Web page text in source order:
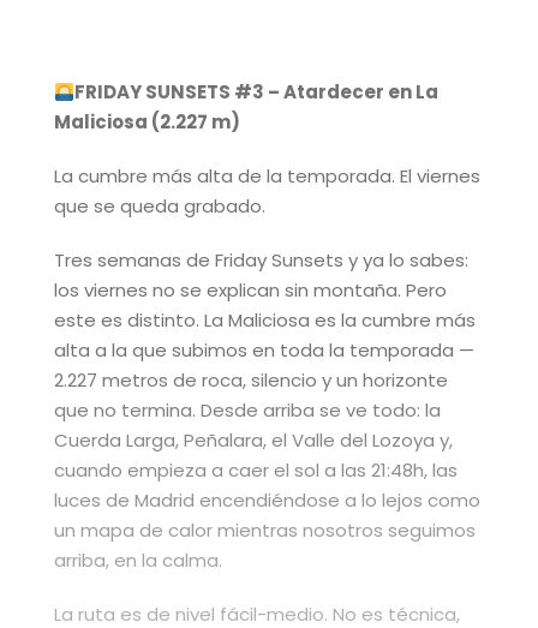
FRIDAY SUNSETS #3 – Atardecer en La
Maliciosa (2.227 m)
La cumbre más alta de la temporada. El viernes
que se queda grabado.
Tres semanas de Friday Sunsets y ya lo sabes:
los viernes no se explican sin montaña. Pero
este es distinto. La Maliciosa es la cumbre más
alta a la que subimos en toda la temporada —
2.227 metros de roca, silencio y un horizonte
que no termina. Desde arriba se ve todo: la
Cuerda Larga, Peñalara, el Valle del Lozoya y,
cuando empieza a caer el sol a las 21:48h, las
luces de Madrid encendiéndose a lo lejos como
un mapa de calor mientras nosotros seguimos
arriba, en la calma.
La ruta es de nivel fácil-medio. No es técnica,